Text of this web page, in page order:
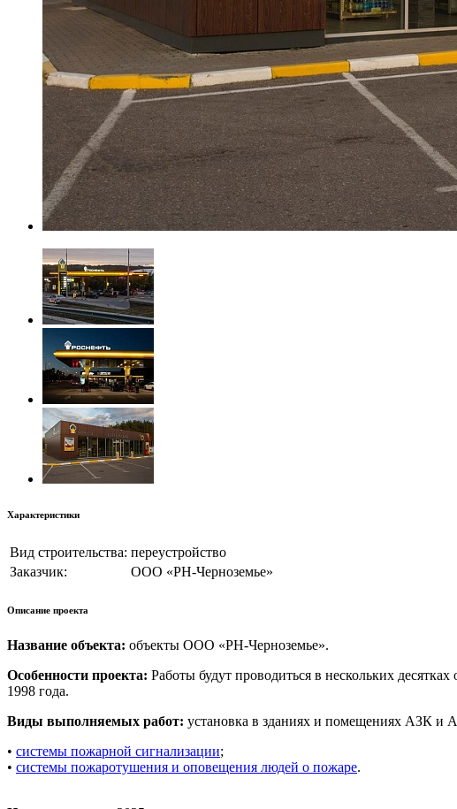
Характеристики
Вид строительства: переустройство
Заказчик:
ООО «РН-Черноземье»
Описание проекта
Название объекта: объекты ООО «РН-Черноземье».
Особенности проекта: Работы будут проводиться в нескольких
1998 года.
Виды выполняемых работ: установка в зданиях и помещениях АЗК и
• системы пожарной сигнализации;
• системы пожаротушения и оповещения людей о пожаре.